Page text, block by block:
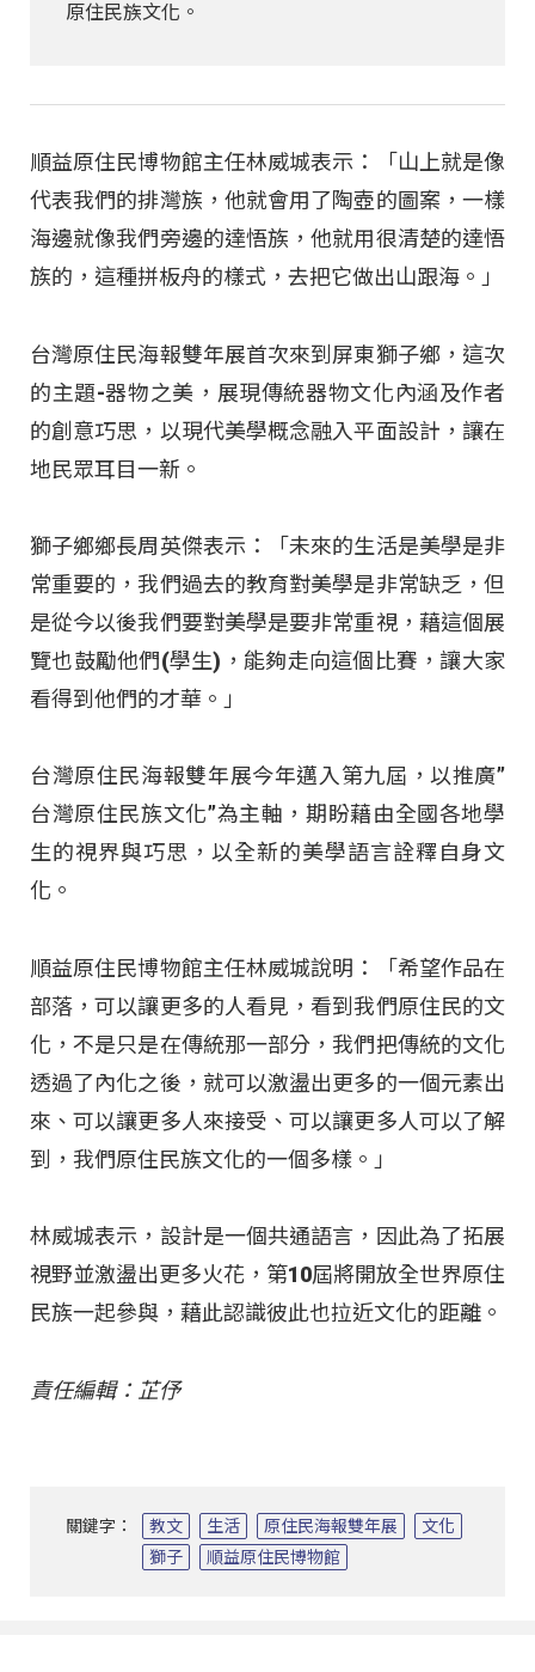
原住民族文化。
順益原住民博物館主任林威城表示：「山上就是像
代表我們的排灣族，他就會用了陶壺的圖案，一樣
海邊就像我們旁邊的達悟族，他就用很清楚的達悟
族的，這種拼板舟的樣式，去把它做出山跟海。」
台灣原住民海報雙年展首次來到屏東獅子鄉，這次
的主題-器物之美，展現傳統器物文化內涵及作者
的創意巧思，以現代美學概念融入平面設計，讓在
地民眾耳目一新。
獅子鄉鄉長周英傑表示：「未來的生活是美學是非
常重要的，我們過去的教育對美學是非常缺乏，但
是從今以後我們要對美學是要非常重視，藉這個展
覽也鼓勵他們(學生)，能夠走向這個比賽，讓大家
看得到他們的才華。」
台灣原住民海報雙年展今年邁入第九屆，以推廣”
台灣原住民族文化”為主軸，期盼藉由全國各地學
生的視界與巧思，以全新的美學語言詮釋自身文
化。
順益原住民博物館主任林威城說明：「希望作品在
部落，可以讓更多的人看見，看到我們原住民的文
化，不是只是在傳統那一部分，我們把傳統的文化
透過了內化之後，就可以激盪出更多的一個元素出
來、可以讓更多人來接受、可以讓更多人可以了解
到，我們原住民族文化的一個多樣。」
林威城表示，設計是一個共通語言，因此為了拓展
視野並激盪出更多火花，第10屆將開放全世界原住
民族一起參與，藉此認識彼此也拉近文化的距離。
責任編輯：芷伃
關鍵字： 教文 生活 原住民海報雙年展
文化
獅子
順益原住民博物館